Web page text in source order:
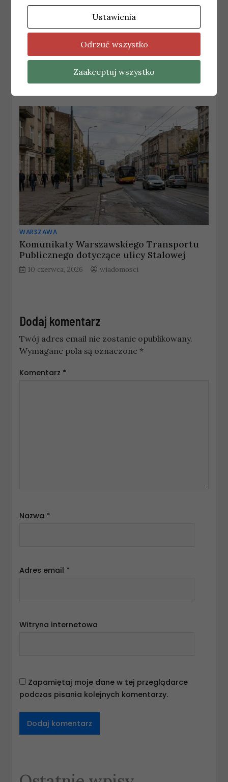
WARSZAWA
Najnowsze wiadomości Warszawa –
Czwartek 09.07.2026
wiadomosci
WARSZAWA
Komunikaty Warszawskiego Transportu
Publicznego dotyczące ulicy Stalowej
10 czerwca, 2026 wiadomosci
Dodaj komentarz
Twój adres email nie zostanie opublikowany.
Wymagane pola są oznaczone *
Komentarz *
Nazwa *
Adres email *
Witryna internetowa
Zapamiętaj moje dane w tej przeglądarce
podczas pisania kolejnych komentarzy.
Ustawienia
Odrzuć wszystko
Zaakceptuj wszystko